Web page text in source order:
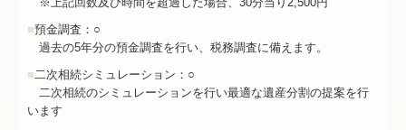
■預金調査：○
過去の5年分の預金調査を行い、税務調査に備えます。
■二次相続シミュレーション：○
二次相続のシミュレーションを行い最適な遺産分割の提案を行
います